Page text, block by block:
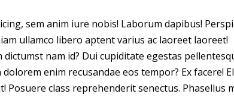
sem anim iure nobis! Laborum dapibus!
ullamco libero aptent varius ac laoreet laoreet!
nam id? Dui cupiditate egestas
enim recusandae eos tempor? Ex facere!
Posuere class reprehenderit senectus. Phasellus